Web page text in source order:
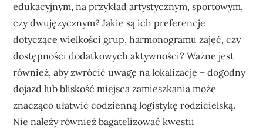
edukacyjnym, na przykład artystycznym, sportowym,
czy dwujęzycznym? Jakie są ich preferencje
dotyczące wielkości grup, harmonogramu zajęć, czy
dostępności dodatkowych aktywności? Ważne jest
również, aby zwrócić uwagę na lokalizację – dogodny
dojazd lub bliskość miejsca zamieszkania może
znacząco ułatwić codzienną logistykę rodzicielską.
Nie należy również bagatelizować kwestii